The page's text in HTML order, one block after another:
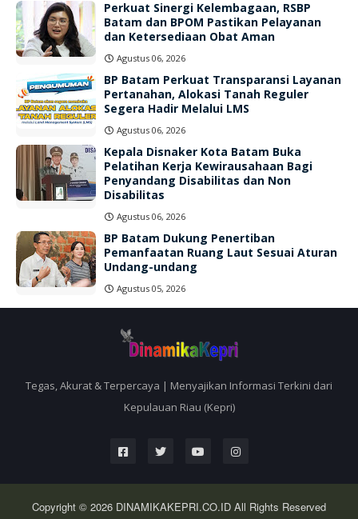
Perkuat Sinergi Kelembagaan, RSBP
Batam dan BPOM Pastikan Pelayanan
dan Ketersediaan Obat Aman
Agustus 06, 2026
BP Batam Perkuat Transparansi Layanan
Pertanahan, Alokasi Tanah Reguler
Segera Hadir Melalui LMS
Agustus 06, 2026
Kepala Disnaker Kota Batam Buka
Pelatihan Kerja Kewirausahaan Bagi
Penyandang Disabilitas dan Non
Disabilitas
Agustus 06, 2026
BP Batam Dukung Penertiban
Pemanfaatan Ruang Laut Sesuai Aturan
Undang-undang
Agustus 05, 2026
Tegas, Akurat & Terpercaya | Menyajikan Informasi Terkini dari
Kepulauan Riau (Kepri)
Copyright © 2026 DINAMIKAKEPRI.CO.ID All Rights Reserved